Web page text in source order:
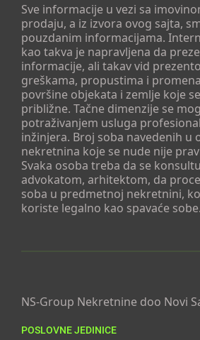
Sve informacije u vezi sa
prodaju, a iz izvora ovog sajta,
pouzdanim informacijama.
kao takva je napravljena da
informacije, ali takav vid
greškama, propustima i
površine objekata i zemlje koje
približne. Tačne dimenzije se
potraživanjem usluga
inžinjera. Broj soba navedenih u
nekretnina koje se nude nije
Svaka osoba treba da se
advokatom, arhitektom, da
soba u predmetnoj nekretnini,
koriste legalno kao spavaće sobe.
NS-Group Nekretnine doo Novi
POSLOVNE JEDINICE